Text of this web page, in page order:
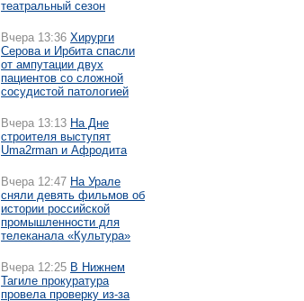
театральный сезон
Вчера 13:36 Хирурги
Серова и Ирбита спасли
от ампутации двух
пациентов со сложной
сосудистой патологией
Вчера 13:13 На Дне
строителя выступят
Uma2rman и Афродита
Вчера 12:47 На Урале
сняли девять фильмов об
истории российской
промышленности для
телеканала «Культура»
Вчера 12:25 В Нижнем
Тагиле прокуратура
провела проверку из-за